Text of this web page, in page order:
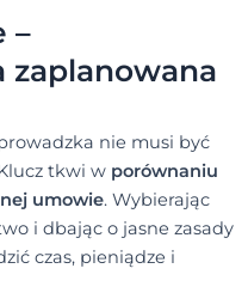
–
zaplanowana
nie musi być
tkwi w porównaniu
umowie. Wybierając
i dbając o jasne zasady
czas, pieniądze i